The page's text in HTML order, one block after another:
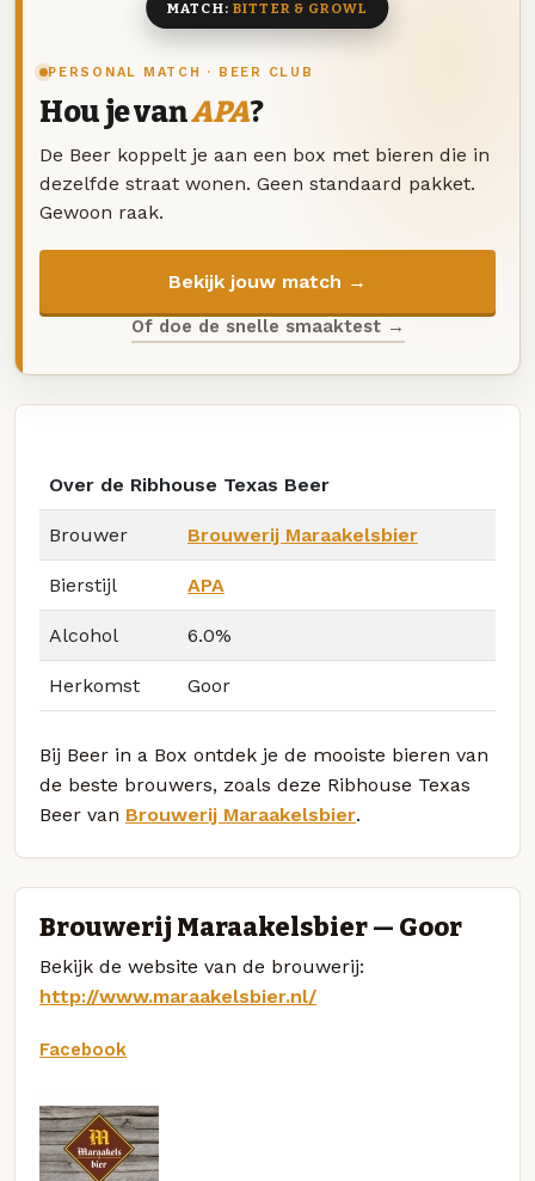
PERSONAL MATCH · BEER CLUB
Hou je vanAPA?
De Beer koppelt je aan een box met bieren die in
dezelfde straat wonen. Geen standaard pakket.
Gewoon raak.
Bekijk jouw match →
Of doe de snelle smaaktest →
MATCH: BITTER & GROWL
Over de Ribhouse Texas Beer
Brouwer Brouwerij Maraakelsbier
Bierstijl APA
Alcohol 6.0%
Herkomst Goor
Bij Beer in a Box ontdek je de mooiste bieren van
de beste brouwers, zoals deze Ribhouse Texas
Beer van Brouwerij Maraakelsbier.
Brouwerij Maraakelsbier — Goor
Bekijk de website van de brouwerij:
http://www.maraakelsbier.nl/
Facebook